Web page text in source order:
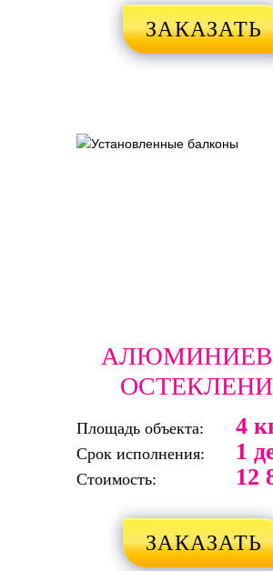
ЗАКАЗАТЬ
Площадь объекта: 4
Срок исполнения: 1
Стоимость: 12
ЗАКАЗАТЬ